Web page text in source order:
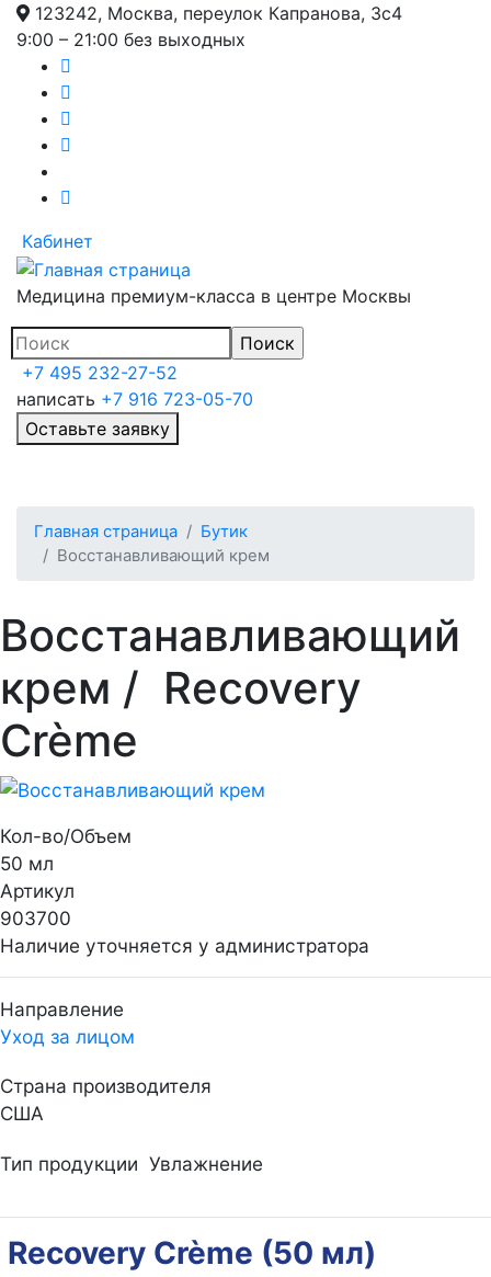
Перейти
123242, Москва, переулок Капранова, 3с4
9:00 – 21:00 без выходных
Кабинет
Медицина премиум-класса в центре Москвы
+7 495 232-27-52
написать +7 916 723-05-70
Оставьте заявку
Главная страница
Бутик
Восстанавливающий крем
Восстанавливающий
крем / Recovery
Crème
Кол-во/Объем
50 мл
Артикул
903700
Наличие уточняется у администратора
Направление
Уход за лицом
Страна производителя
США
Тип продукции Увлажнение
Recovery Crème (50 мл)